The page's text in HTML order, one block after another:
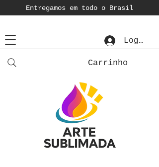
Entregamos em todo o Brasil
Login
Carrinho